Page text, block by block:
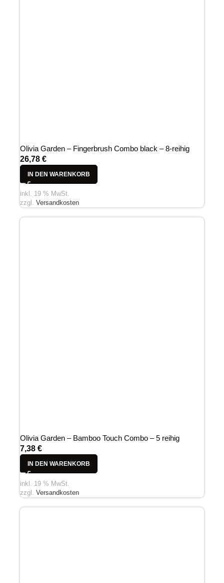
Olivia Garden – Fingerbrush Combo black – 8-reihig
26,78 €
IN DEN WARENKORB
inkl. 19 % MwSt.
zzgl. Versandkosten
Olivia Garden – Bamboo Touch Combo – 5 reihig
7,38 €
IN DEN WARENKORB
inkl. 19 % MwSt.
zzgl. Versandkosten